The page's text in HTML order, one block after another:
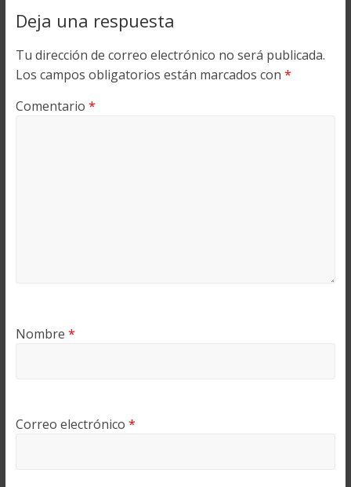
Deja una respuesta
Tu dirección de correo electrónico no será publicada.
Los campos obligatorios están marcados con *
Comentario *
Nombre *
Correo electrónico *